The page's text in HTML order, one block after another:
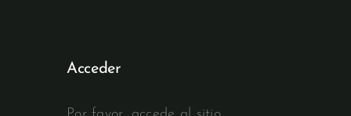
Acceder